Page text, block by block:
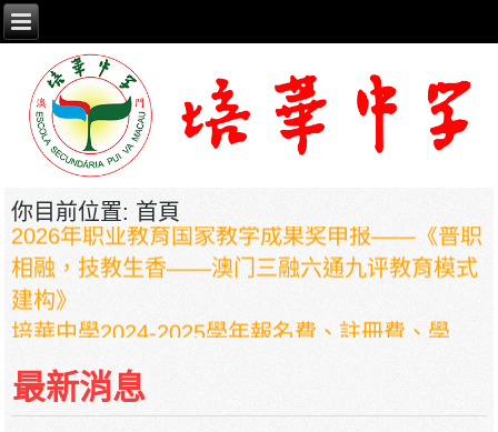
你目前位置: 首頁
2026年职业教育国家教学成果奖申报——《普职
相融，技教生香——澳门三融六通九评教育模式
建构》
培華中學2024-2025學年報名費、註冊費、學
項目
培華中學收費項目一覽表
最新消息